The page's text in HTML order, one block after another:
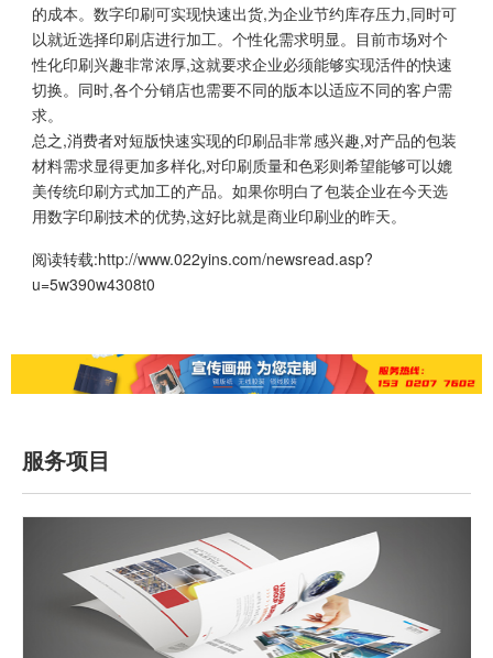
的成本。数字印刷可实现快速出货,为企业节约库存压力,同时可
以就近选择印刷店进行加工。个性化需求明显。目前市场对个
性化印刷兴趣非常浓厚,这就要求企业必须能够实现活件的快速
切换。同时,各个分销店也需要不同的版本以适应不同的客户需
求。
总之,消费者对短版快速实现的印刷品非常感兴趣,对产品的包装
材料需求显得更加多样化,对印刷质量和色彩则希望能够可以媲
美传统印刷方式加工的产品。如果你明白了包装企业在今天选
用数字印刷技术的优势,这好比就是商业印刷业的昨天。
阅读转载:http://www.022yins.com/newsread.asp?
u=5w390w4308t0
服务项目